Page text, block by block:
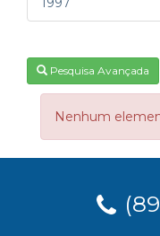
Pesquisa Avançada
Nenhum